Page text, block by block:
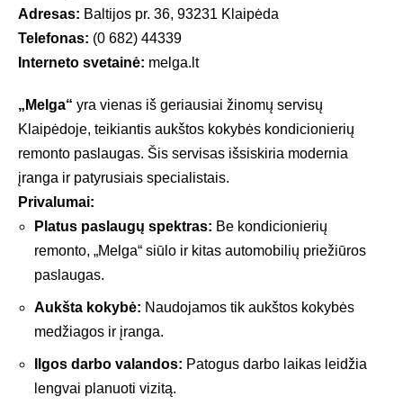
Adresas: Baltijos pr. 36, 93231 Klaipėda
Telefonas: (0 682) 44339
Interneto svetainė: me lga.lt
„Melga“ yra vienas iš geriausiai žinomų servisų
Klaipėdoje, teikiantis aukštos kokybės kondicionierių
remonto paslaugas. Šis servisas išsiskiria modernia
įranga ir patyrusiais specialistais.
Privalumai:
Platus paslaugų spektras: Be kondicionierių
remonto, „Melga“ siūlo ir kitas automobilių priežiūros
paslaugas.
Aukšta kokybė: Naudojamos tik aukštos kokybės
medžiagos ir įranga.
Ilgos darbo valandos: Patogus darbo laikas leidžia
lengvai planuoti vizitą.